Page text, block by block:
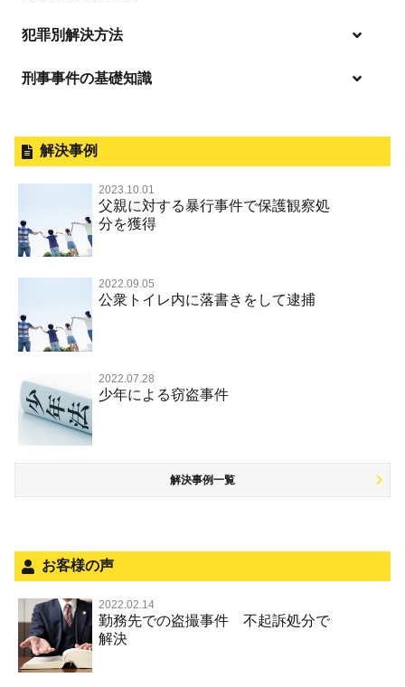
逮捕の不安や悩み
無実・無罪を証明してほしい
示談で解決してほしい
執行猶予にしてほしい
事件のことを秘密にしたい
被害届・告訴・告発されたら
犯罪別解決方法
事件別－暴力事件
過失致死・過失傷害
器物損壊
脅迫・強要
業務妨害罪
公務執行妨害罪
逮捕・監禁
暴行・傷害
略取・誘拐・人身売買
性犯罪 TOP
淫行・援助交際（児童買春、淫行条例、児童福祉法違反）
不同意性交等罪（旧 強制性交等罪，準強制性交等罪），
監護者性交等罪
不同意わいせつ（旧 強制わいせつ，準強制わいせつ）
公然わいせつ罪，わいせつ物頒布等罪，淫行勧誘罪
児童ポルノ リベンジポルノ
盗撮，のぞき行為
事件別－財産犯
財産犯 TOP
横領 背任
窃盗罪
恐喝
盗品売買・譲り受け等
事件別－薬物事件
薬物事件 TOP
覚せい剤
危険ドラッグ
大麻
麻薬及び向精神薬
事件別－交通違反・交通事故
交通違反・交通事故 TOP
交通事故 交通違反と刑事事件
自転車事故
人身事故・死亡事故
無免許運転
その他 TOP
児童虐待・保護責任者遺棄
住居侵入等
銃刀法違反
ストーカー事件
不正競争防止法
風営法・風適法違反
文書偽造・偽造文書行使
著作権法違反・商標法違反
刑事事件の基礎知識
刑事裁判の概要・手続
公務員の逮捕・刑事事件
控訴・上告
国選弁護士と私選弁護士の違い
司法取引・刑事免責
取調べの注意点
少年事件の手続と特色
少年事件の処分
被害届・告訴・告発の不安や悩み
面会・差し入れ
解決事例
2023.10.01
父親に対する暴行事件で保護観察処
分を獲得
2022.09.05
公衆トイレ内に落書きをして逮捕
2022.07.28
少年による窃盗事件
解決事例一覧
お客様の声
2022.02.14
勤務先での盗撮事件 不起訴処分で
解決